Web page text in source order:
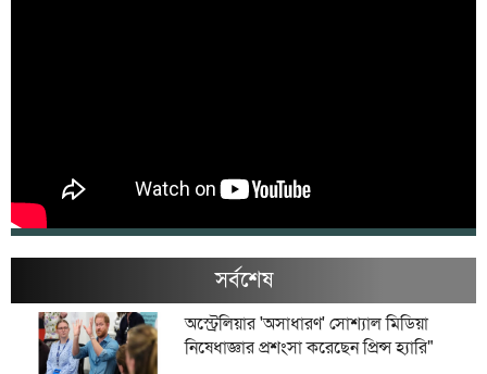
সর্বশেষ
অস্ট্রেলিয়ার 'অসাধারণ' সোশ্যাল মিডিয়া
নিষেধাজ্ঞার প্রশংসা করেছেন প্রিন্স হ্যারি"